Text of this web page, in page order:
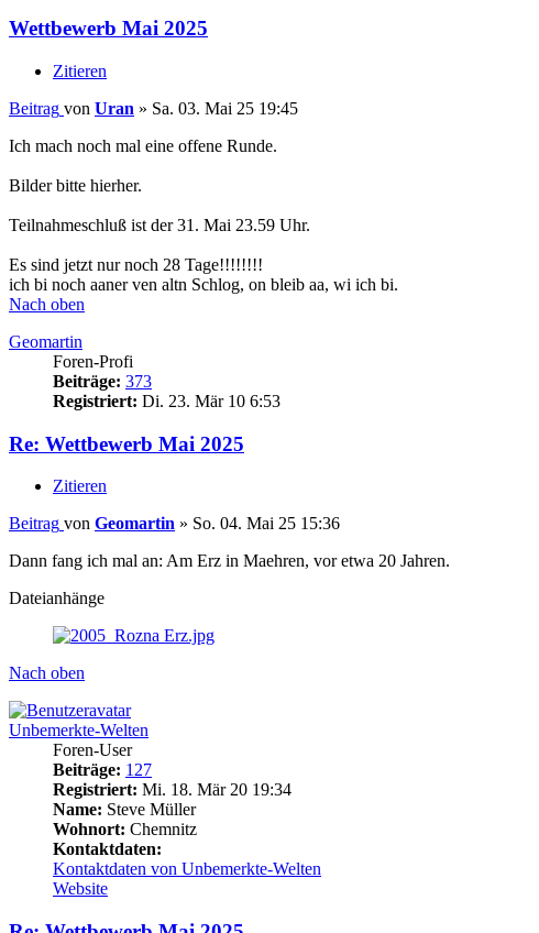
Wettbewerb Mai 2025
Zitieren
Beitrag von Uran » Sa. 03. Mai 25 19:45
Ich mach noch mal eine offene Runde.
Bilder bitte hierher.
Teilnahmeschluß ist der 31. Mai 23.59 Uhr.
Es sind jetzt nur noch 28 Tage!!!!!!!!
ich bi noch aaner ven altn Schlog, on bleib aa, wi ich bi.
Nach oben
Geomartin
Foren-Profi
Beiträge: 373
Registriert: Di. 23. Mär 10 6:53
Re: Wettbewerb Mai 2025
Zitieren
Beitrag von Geomartin » So. 04. Mai 25 15:36
Dann fang ich mal an: Am Erz in Maehren, vor etwa 20 Jahren.
Dateianhänge
Nach oben
Unbemerkte-Welten
Foren-User
Beiträge: 127
Registriert: Mi. 18. Mär 20 19:34
Name: Steve Müller
Wohnort: Chemnitz
Kontaktdaten:
Kontaktdaten von Unbemerkte-Welten
Website